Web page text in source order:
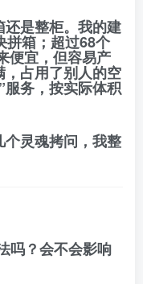
是整柜。我的建
拼箱；超过68个
便宜，但容易产
占用了别人的空
服务，按实际体积
灵魂拷问，我整
吗？会不会影响